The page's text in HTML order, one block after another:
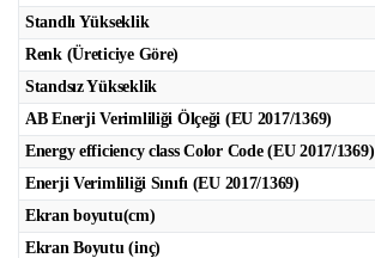
Standlı Yükseklik
Renk (Üreticiye Göre)
Standsız Yükseklik
AB Enerji Verimliliği Ölçeği (EU 2017/1369)
Energy efficiency class Color Code (EU 2017/1369)
Enerji Verimliliği Sınıfı (EU 2017/1369)
Ekran boyutu(cm)
Ekran Boyutu (inç)